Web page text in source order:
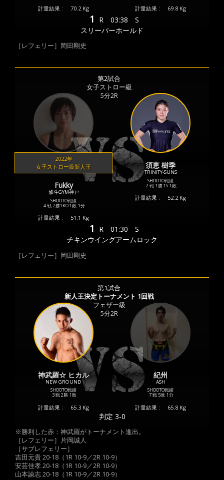
計量結果 : 70.2 Kg 計量結果 : 69.8 Kg
1 R 03:38
S
スリーパーホールド
［レフェリー］岡田剛史
第2試合
女子ストロー級
5分2R
2022年
女子ストロー級新人王
Fukky
修斗GYM神戸
SHOOTO戦績
4 戦 2勝1KO 1敗 1分
計量結果 : 51.1 Kg
須恵 樹季
TRINITY-SUNS
SHOOTO戦績
2 戦 1勝 1S 1敗
計量結果 : 52.2 Kg
1 R 01:30
S
チキンウイングアームロック
［レフェリー］岡田剛史
第1試合
新人王決定トーナメント 1回戦
フェザー級
5分2R
神武羅☆ ヒカル
NEW GROUND
SHOOTO戦績
3 戦 2勝 1敗
計量結果 : 65.3 Kg
紀州
ASH
SHOOTO戦績
7 戦 5敗 1分
計量結果 : 65.8 Kg
判定 3-0
※勝利した赤：神武羅がトーナメント進出。
［レフェリー］片岡誠人
［サブレフェリー］
吉田元貴 20-18（1R 10-9／2R 10-9）
安芸佳孝 20-18（1R 10-9／2R 10-9）
山本諭志 20-18（1R 10-9／2R 10-9）